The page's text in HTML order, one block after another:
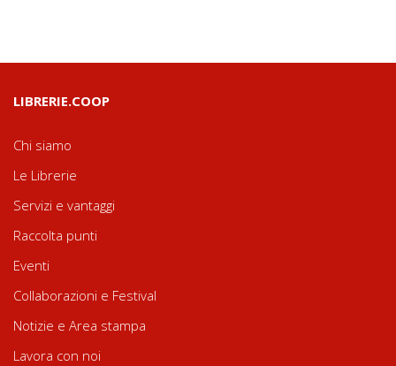
LIBRERIE.COOP
Chi siamo
Le Librerie
Servizi e vantaggi
Raccolta punti
Eventi
Collaborazioni e Festival
Notizie e Area stampa
Lavora con noi